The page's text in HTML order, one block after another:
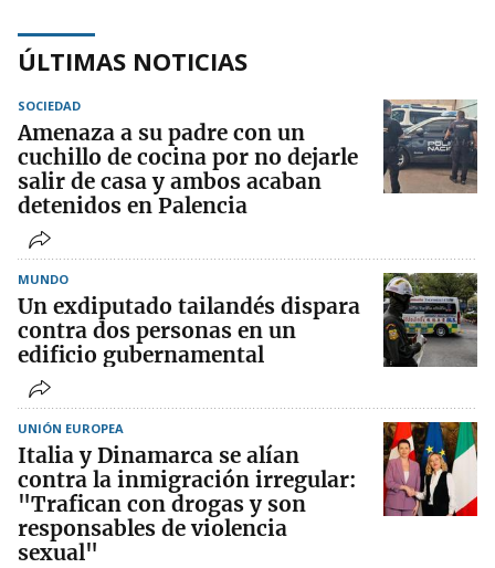
ÚLTIMAS NOTICIAS
SOCIEDAD
Amenaza a su padre con un
cuchillo de cocina por no dejarle
salir de casa y ambos acaban
detenidos en Palencia
MUNDO
Un exdiputado tailandés dispara
contra dos personas en un
edificio gubernamental
UNIÓN EUROPEA
Italia y Dinamarca se alían
contra la inmigración irregular:
"Trafican con drogas y son
responsables de violencia
sexual"